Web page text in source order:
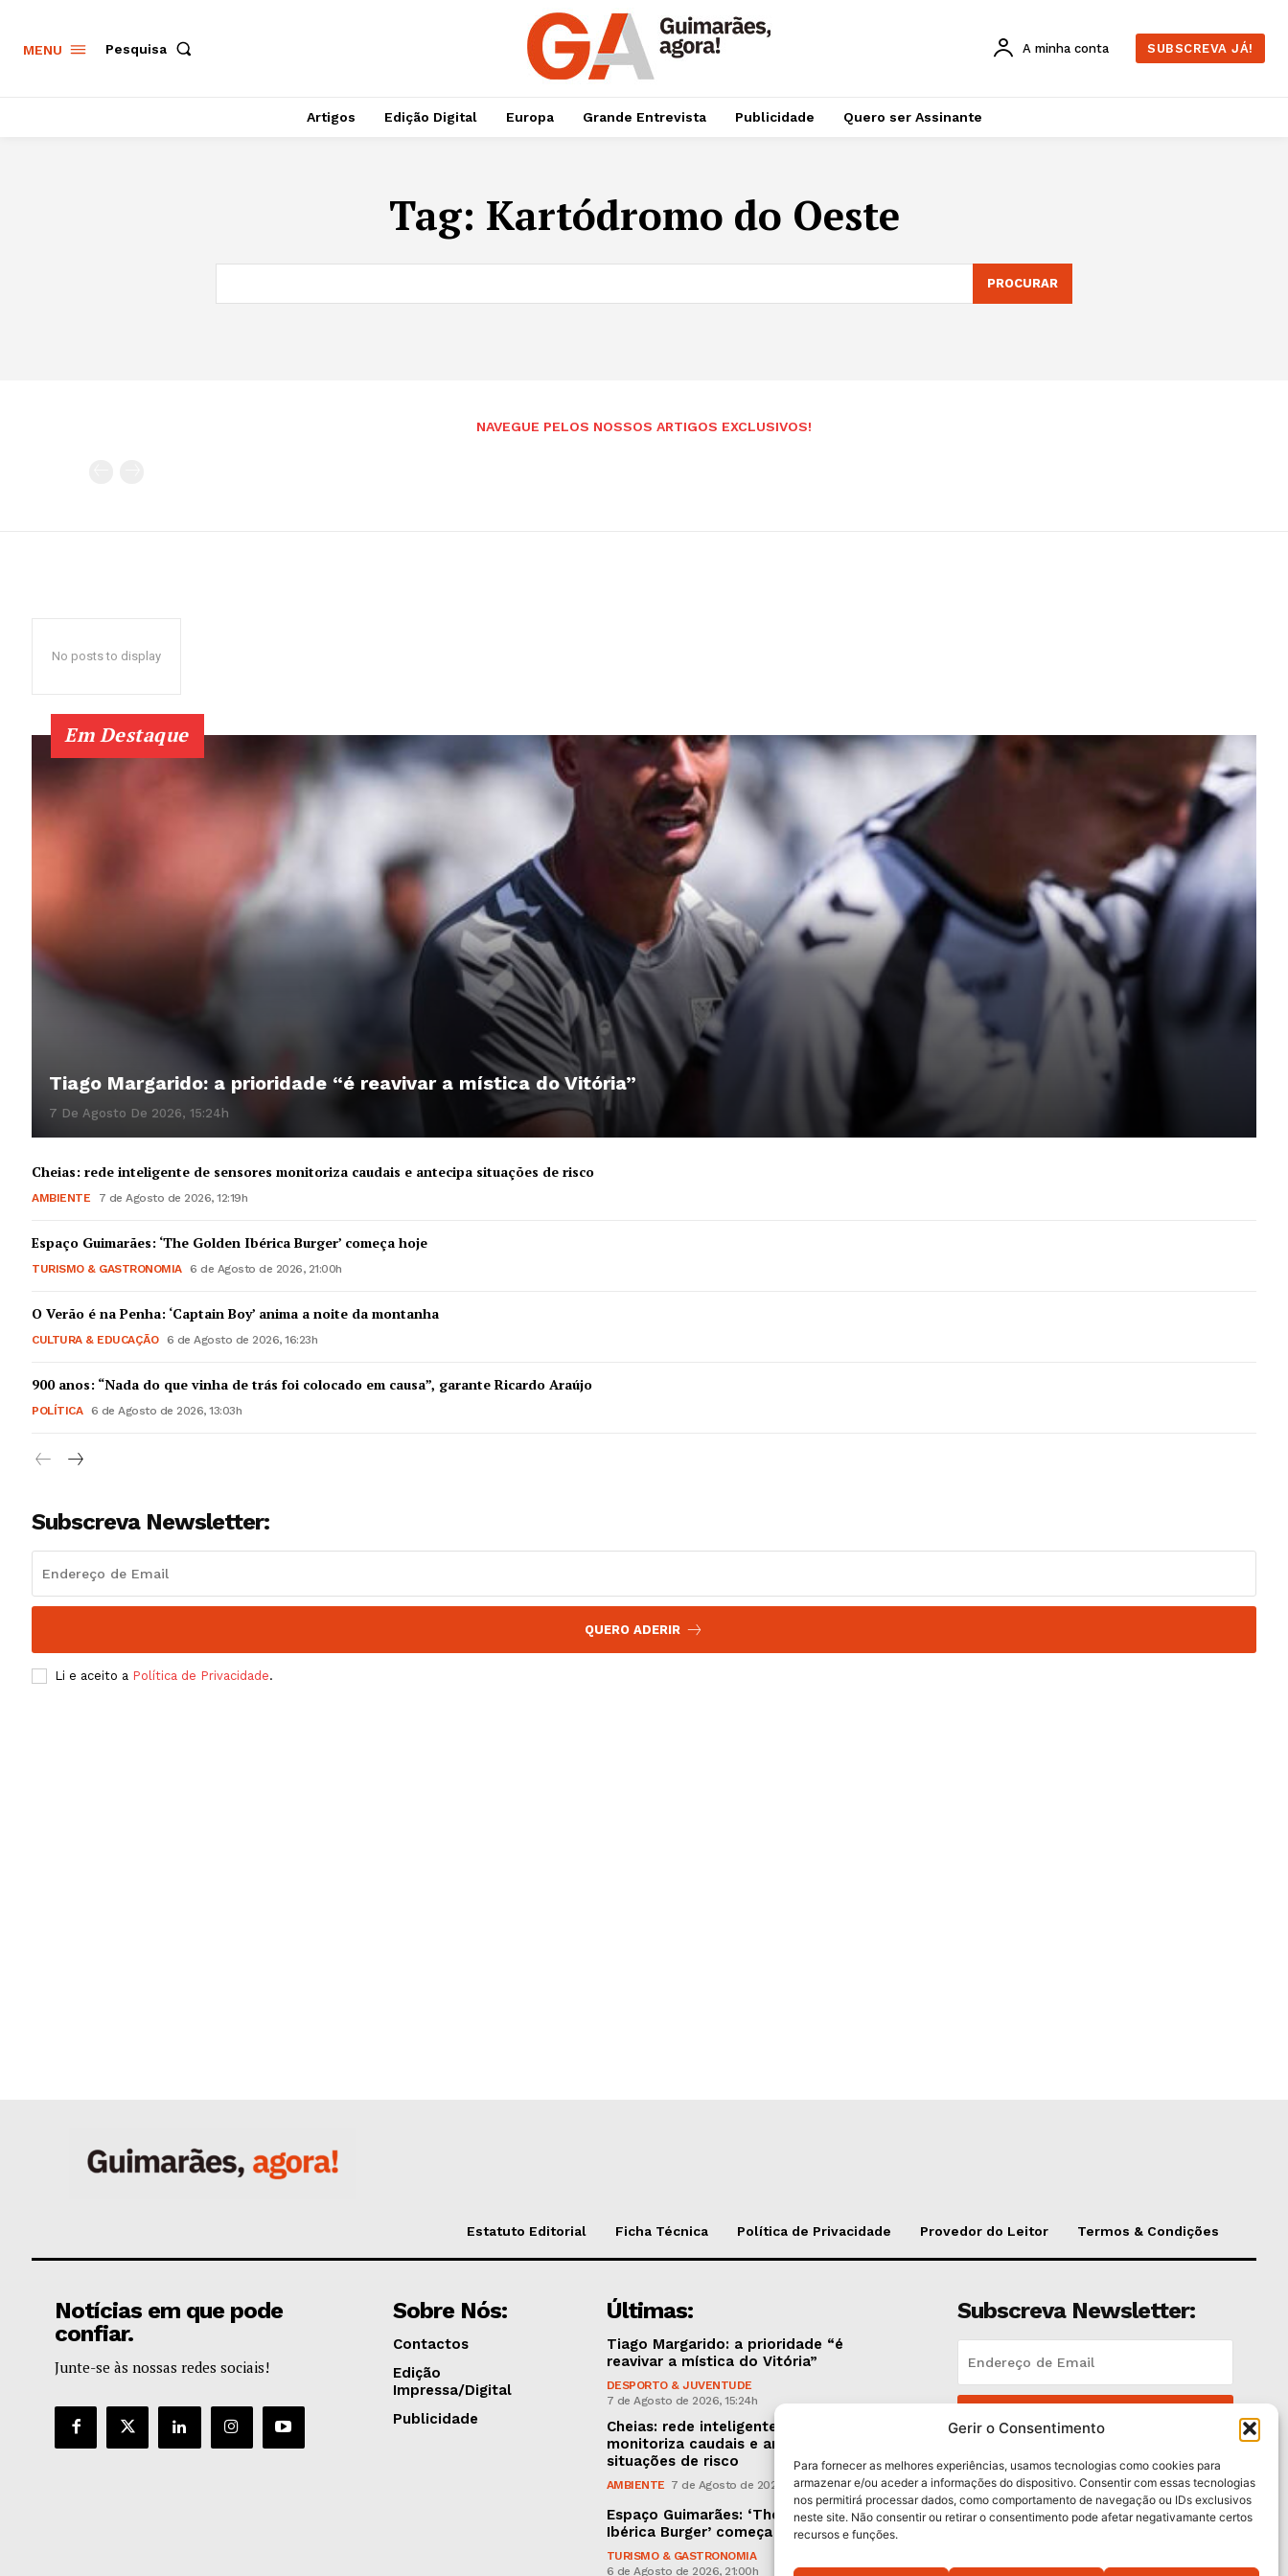
Guimarães, agora!
Gerir o Consentimento
Para fornecer as melhores experiências, usamos tecnologias como cookies para
armazenar e/ou aceder a informações do dispositivo. Consentir com essas tecnologias
nos permitirá processar dados, como comportamento de navegação ou IDs exclusivos
neste site. Não consentir ou retirar o consentimento pode afetar negativamante certos
recursos e funções.
MENU Pesquisa A minha conta SUBSCREVA JÁ!
Artigos Edição Digital Europa Grande Entrevista Publicidade Quero ser Assinante
Tag: Kartódromo do Oeste
PROCURAR
NAVEGUE PELOS NOSSOS ARTIGOS EXCLUSIVOS!
No posts to display
Em Destaque
Tiago Margarido: a prioridade “é reavivar a mística do Vitória”
7 De Agosto De 2026, 15:24h
Cheias: rede inteligente de sensores monitoriza caudais e antecipa situações de risco
AMBIENTE 7 de Agosto de 2026, 12:19h
Espaço Guimarães: ‘The Golden Ibérica Burger’ começa hoje
TURISMO & GASTRONOMIA 6 de Agosto de 2026, 21:00h
O Verão é na Penha: ‘Captain Boy’ anima a noite da montanha
CULTURA & EDUCAÇÃO 6 de Agosto de 2026, 16:23h
900 anos: “Nada do que vinha de trás foi colocado em causa”, garante Ricardo Araújo
POLÍTICA 6 de Agosto de 2026, 13:03h
Subscreva Newsletter:
QUERO ADERIR
Li e aceito a Política de Privacidade.
Estatuto Editorial Ficha Técnica Política de Privacidade Provedor do Leitor Termos & Condições
Notícias em que pode
confiar.
Junte-se às nossas redes sociais!
Sobre Nós:
Contactos
Edição
Impressa/Digital
Publicidade
Últimas:
Tiago Margarido: a prioridade “é
reavivar a mística do Vitória”
DESPORTO & JUVENTUDE
7 de Agosto de 2026, 15:24h
Cheias: rede inteligente de sensores
monitoriza caudais e antecipa
situações de risco
AMBIENTE 7 de Agosto de 2026, 12:19h
Espaço Guimarães: ‘The Golden
Ibérica Burger’ começa hoje
TURISMO & GASTRONOMIA
6 de Agosto de 2026, 21:00h
Subscreva Newsletter:
Li e aceito aPolítica de Privacidade .